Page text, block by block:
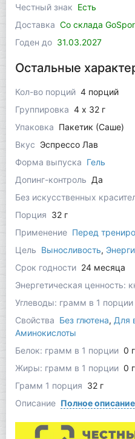
Честный знак Есть
Доставка Со склада
Годен до 31.03.2027
Остальные
Кол-во порций 4 порций
Группировка 4 x 32 г
Упаковка Пакетик (Саше)
Вкус Эспрессо Лав
Форма выпуска Гель
Допинг-контроль Да
Без искусственных
Порция 32 г
Применение Перед
Цель Выносливость,
Срок годности 24 месяца
Энергетическая ценность:
Углеводы: грамм в 1 порции
Свойства Без глютена, Для
Аминокислоты
Белок: грамм в 1 порции 0 г
Жиры: грамм в 1 порции 0 г
Грамм 1 порция 32 г
Описание Полное описание